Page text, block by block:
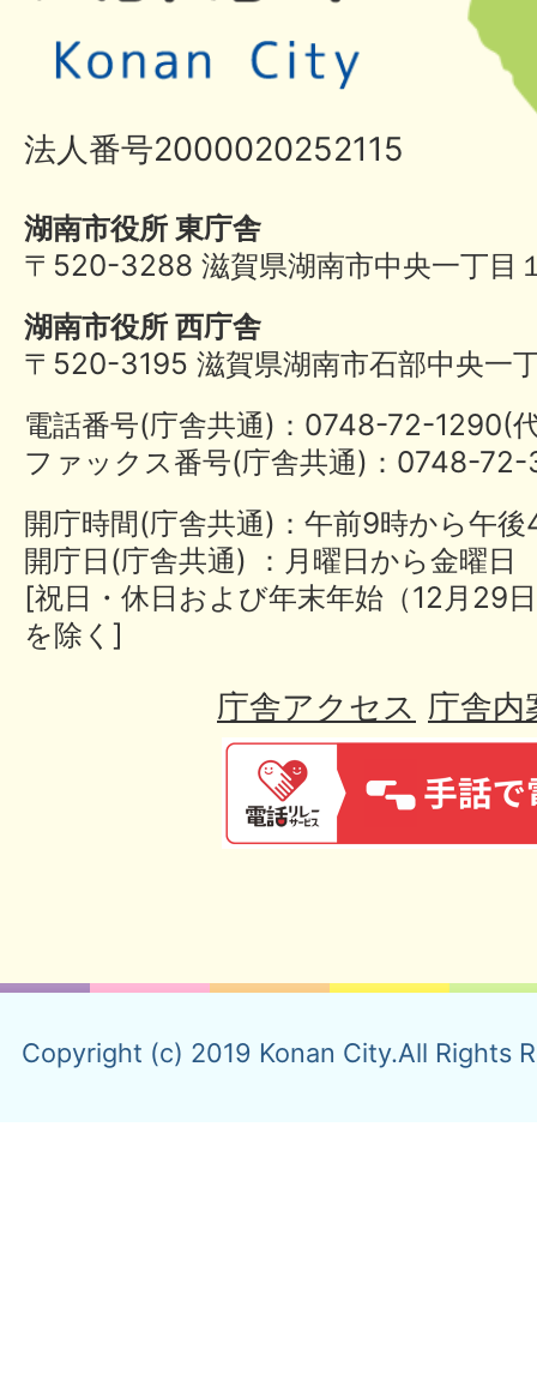
法人番号2000020252115
湖南市役所 東庁舎
〒520-3288 滋賀県湖南市中央一丁目
湖南市役所 西庁舎
〒520-3195 滋賀県湖南市石部中央一
電話番号(庁舎共通)：0748-72-
ファックス番号(庁舎共通)：0748-
開庁時間(庁舎共通)：午前9時から午
開庁日(庁舎共通) ：月曜日から金曜日
[祝日・休日および年末年始（12月29
を除く]
庁舎アクセス 庁舎内
Copyright (c) 2019 Konan City.All Rights